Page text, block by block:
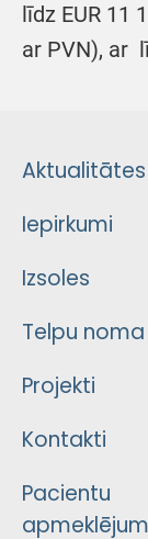
līdz EUR 11
ar PVN), ar
Aktualitātes
Iepirkumi
Izsoles
Telpu noma
Projekti
Kontakti
Pacientu